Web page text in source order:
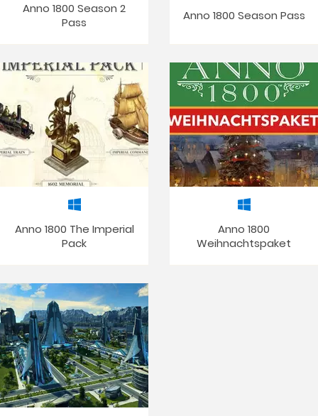
Anno 1800 Season 2
Pass
Anno 1800 Season Pass
Anno 1800 The Imperial
Pack
Anno 1800
Weihnachtspaket